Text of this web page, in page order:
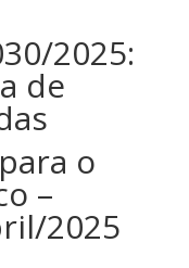
2025:
de
o
–
2025